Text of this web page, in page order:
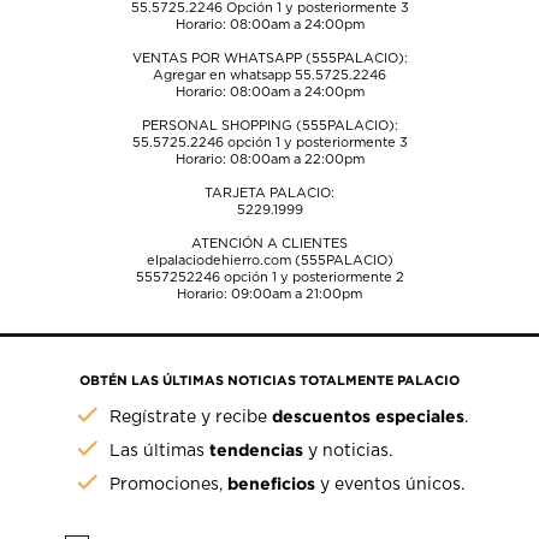
55.5725.2246Opción 1 y posteriormente 3
Horario: 08:00am a 24:00pm
VENTAS POR WHATSAPP (555PALACIO):
Agregar en whatsapp 55.5725.2246
Horario: 08:00am a 24:00pm
PERSONAL SHOPPING (555PALACIO):
55.5725.2246opción 1 y posteriormente 3
Horario: 08:00am a 22:00pm
TARJETA PALACIO:
5229.1999
ATENCIÓN A CLIENTES
elpalaciodehierro.com (555PALACIO)
5557252246opción 1 y posteriormente 2
Horario: 09:00am a 21:00pm
OBTÉN LAS ÚLTIMAS NOTICIAS TOTALMENTE PALACIO
Regístrate y recibedescuentos especiales.
Las últimastendencias y noticias.
Promociones, beneficios y eventos únicos.